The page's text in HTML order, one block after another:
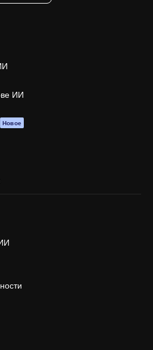
ИИ
Новое